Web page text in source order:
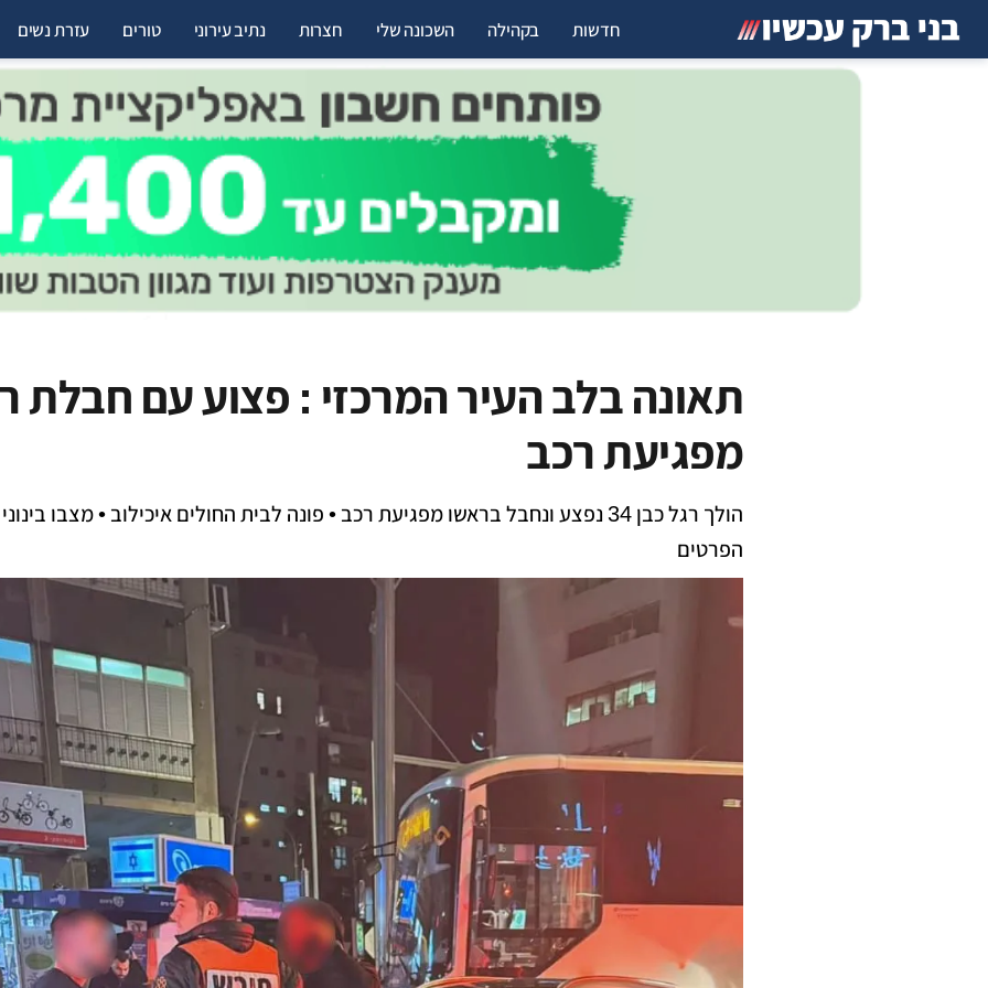
חדשות בקהילה השכונה שלי חצרות נתיב עירוני טורים עזרת נשים
תאונה בלב העיר המרכזי : פצוע עם חבלת
מפגיעת רכב
הולך רגל כבן 34 נפצע ונחבל בראשו מפגיעת רכב • פונה לבית החולים איכילוב • מצבו
הפרטים